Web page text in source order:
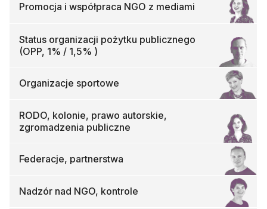
Promocja i współpraca NGO z mediami
Status organizacji pożytku publicznego
(OPP, 1% / 1,5% )
Organizacje sportowe
RODO, kolonie, prawo autorskie,
zgromadzenia publiczne
Federacje, partnerstwa
Nadzór nad NGO, kontrole